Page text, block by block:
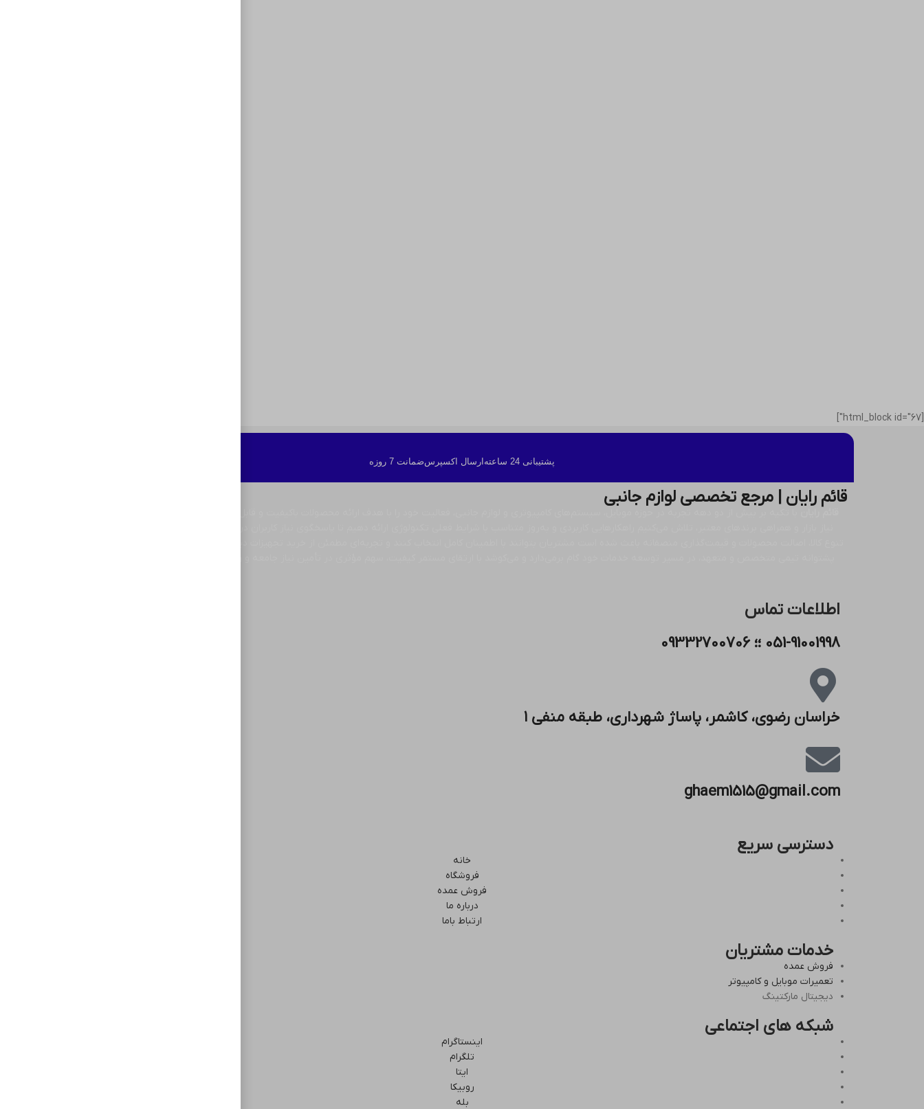
[html_block id="67"]
پشتیبانی 24 ساعته ارسال اکسپرسضمانت 7 روزه
قائم رایان | مرجع تخصصی لوازم جانبی
اطلاعات تماس
051-91001998 ؛؛ 09332700706
خراسان رضوی، کاشمر، پاساژ شهرداری، طبقه منفی ۱
ghaem1515@gmail.com
دسترسی سریع
خانه
فروشگاه
فروش عمده
درباره ما
ارتباط باما
خدمات مشتریان
فروش عمده
تعمیرات موبایل و کامپیوتر
دیجیتال مارکتینگ
شبکه های اجتماعی
اینستاگرام
تلگرام
ایتا
روبیکا
بله